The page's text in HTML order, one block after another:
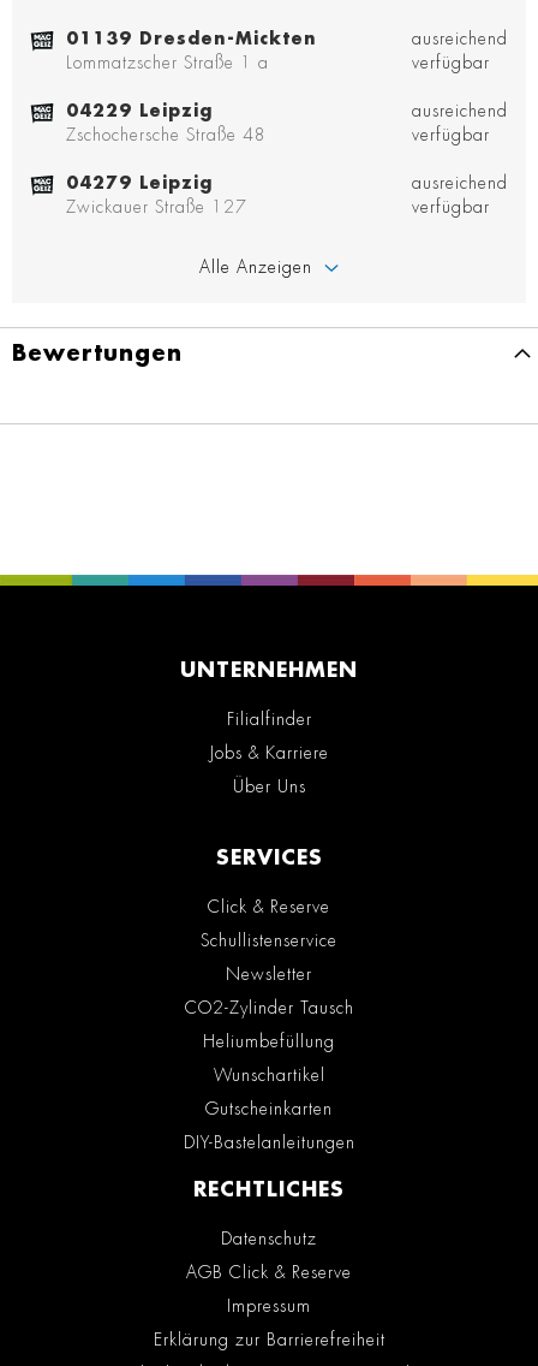
01139 Dresden-Mickten
Lommatzscher Straße 1 a
ausreichend
verfügbar
04229 Leipzig
Zschochersche Straße 48
ausreichend
verfügbar
04279 Leipzig
Zwickauer Straße 127
ausreichend
verfügbar
Alle Anzeigen
Bewertungen
UNTERNEHMEN
Filialfinder
Jobs & Karriere
Über Uns
SERVICES
Click & Reserve
Schullistenservice
Newsletter
CO2-Zylinder Tausch
Heliumbefüllung
Wunschartikel
Gutscheinkarten
DIY-Bastelanleitungen
RECHTLICHES
Datenschutz
AGB Click & Reserve
Impressum
Erklärung zur Barrierefreiheit